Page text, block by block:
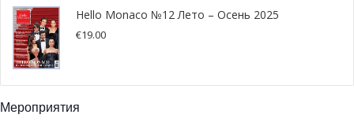
предосторожности во время общения со своими
близкими и друзьями, даже находясь дома, настаивает
правительство. Оно напоминает, что стоит регулярно
дезинфицировать руки, проветривать помещение,
следить за тем, чтобы у каждого была личная посуда.
Hello Monaco №12 Лето – Осень 2025
€19.00
Мероприятия